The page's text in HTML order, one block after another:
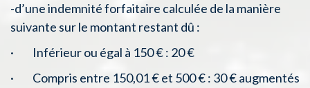
-d’une indemnité forfaitaire calculée de la manière
suivante sur le montant restant dû :
· Inférieur ou égal à 150 € : 20 €
· Compris entre 150,01 € et 500 € : 30 € augmentés